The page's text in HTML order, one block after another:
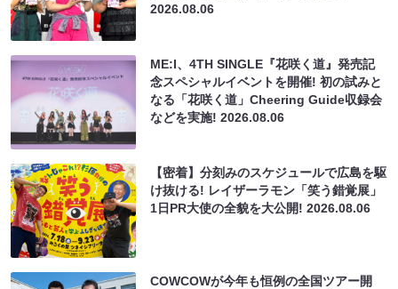
2026.08.06
ME:I、4TH SINGLE『花咲く道』発売記
念スペシャルイベントを開催! 初の試みと
なる「花咲く道」Cheering Guide収録会
などを実施!2026.08.06
【密着】分刻みのスケジュールで広島を駆
け抜ける! レイザーラモン「笑う錯覚展」
1日PR大使の全貌を大公開!2026.08.06
COWCOWが今年も恒例の全国ツアー開